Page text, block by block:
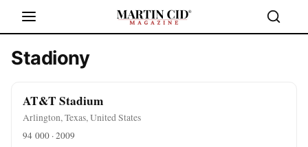
Stadiony
AT&T Stadium
Arlington, Texas, United States
94 000 · 2009